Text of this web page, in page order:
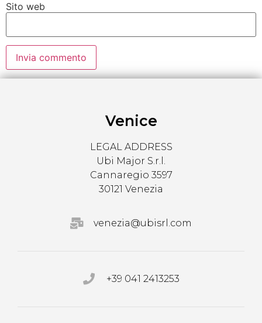
Sito web
Venice
LEGAL ADDRESS
Ubi Major S.r.l.
Cannaregio 3597
30121 Venezia
venezia@ubisrl.com
+39 041 2413253